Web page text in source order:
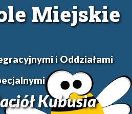
Miejskie
i Oddziałami
Kubusia